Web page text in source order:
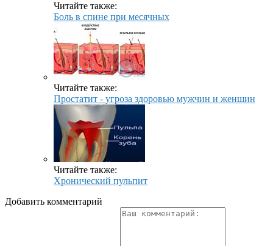
Читайте также:
Боль в спине при месячных
Читайте также:
Простатит - угроза здоровью мужчин и женщин
Читайте также:
Хронический пульпит
Добавить комментарий